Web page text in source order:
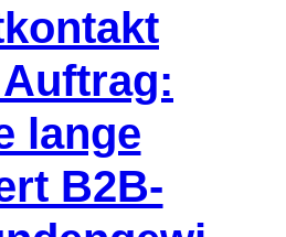
lange
B2B-